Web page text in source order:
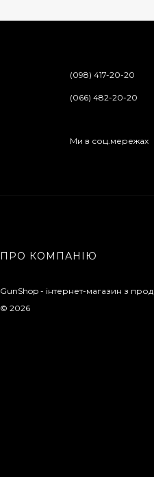
(098) 417-20-20
(066) 482-20-20
Ми в соц.мережах
ПРО КОМПАНІЮ
GunShop - інтернет-магазин з
© 2026